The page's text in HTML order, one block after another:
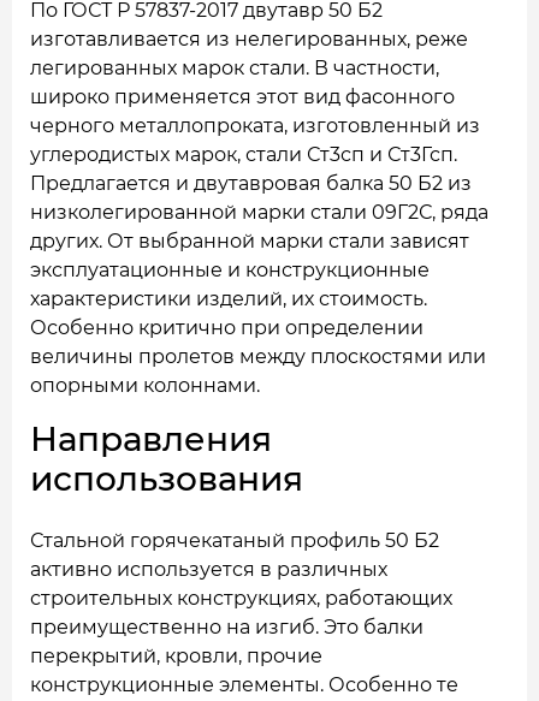
По ГОСТ Р 57837-2017 двутавр 50 Б2
изготавливается из нелегированных, реже
легированных марок стали. В частности,
широко применяется этот вид фасонного
черного металлопроката, изготовленный из
углеродистых марок, стали Ст3сп и Ст3Гсп.
Предлагается и двутавровая балка 50 Б2 из
низколегированной марки стали 09Г2С, ряда
других. От выбранной марки стали зависят
эксплуатационные и конструкционные
характеристики изделий, их стоимость.
Особенно критично при определении
величины пролетов между плоскостями или
опорными колоннами.
Направления
использования
Стальной горячекатаный профиль 50 Б2
активно используется в различных
строительных конструкциях, работающих
преимущественно на изгиб. Это балки
перекрытий, кровли, прочие
конструкционные элементы. Особенно те